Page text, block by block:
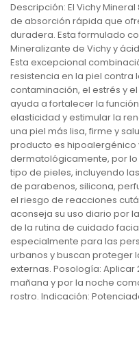
Descripción: El Vichy
de absorción rápida que
duradera. Esta formulado
Mineralizante de Vichy y
Esta excepcional
resistencia en la piel contra
contaminación, el estrés y
ayuda a fortalecer la
elasticidad y estimular la
una piel más lisa, firme y
producto es hipoalergénico
dermatológicamente, por
tipo de pieles, incluyendo
de parabenos, silicona,
el riesgo de reacciones
aconseja su uso diario por
de la rutina de cuidado
especialmente para las
urbanos y buscan proteger
externas. Posología:
mañana y por la noche
rostro. Indicación: